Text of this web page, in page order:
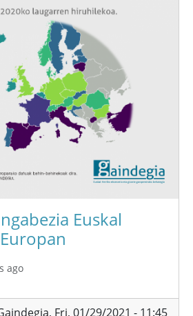
Euskal
ago
Fri, 01/29/2021 - 11:45